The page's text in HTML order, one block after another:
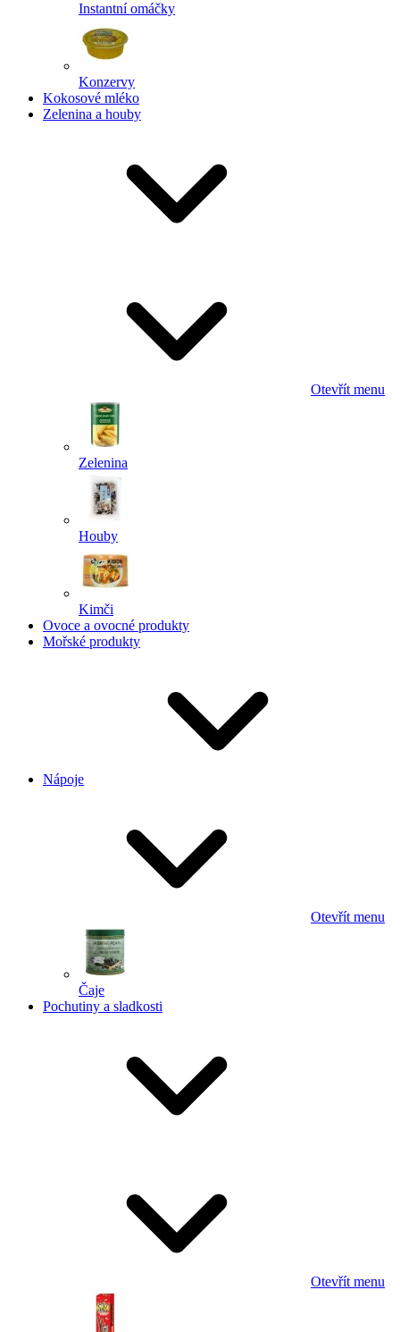
Instantní omáčky
Konzervy
Kokosové mléko
Zelenina a houby
Otevřít menu
Zelenina
Houby
Kimči
Ovoce a ovocné produkty
Mořské produkty
Nápoje
Otevřít menu
Čaje
Pochutiny a sladkosti
Otevřít menu